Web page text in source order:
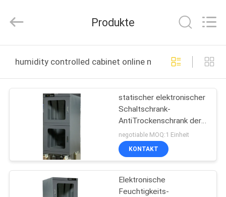
PRODUKTE
FABRIK-
AUSFLUG
Limited.
Reserved.
Produkte
humidity controlled cabinet online manufacture
statischer elektronischer
Schaltschrank-
AntiTrockenschrank der
Luftfeuchteregelungs-
165L für Elektronik
negotiable MOQ:1 Einheit
KONTAKT
Elektronische
Feuchtigkeits-